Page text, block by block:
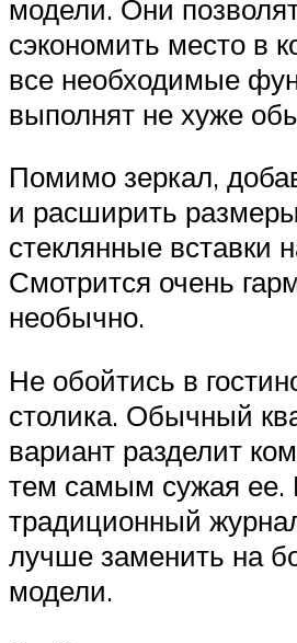
модели. Они
сэкономить место в
все необходимые
выполнят не хуже
Помимо зеркал,
и расширить
стеклянные вставки
Смотрится очень
необычно.
Не обойтись в
столика. Обычный
вариант разделит
тем самым сужая ее.
традиционный
лучше заменить на
модели.